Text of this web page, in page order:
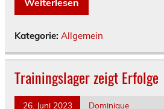
Weiterlesen
Kategorie: Allgemein
Trainingslager zeigt Erfolge
26. Juni 2023 Dominique